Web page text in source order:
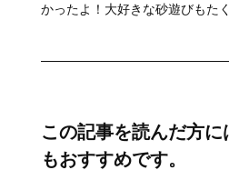
かったよ！大好きな砂遊びもた
この記事を読んだ方
もおすすめです。